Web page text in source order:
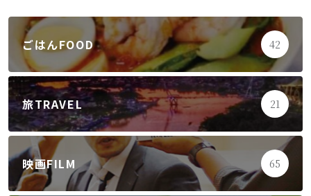
ごはんFOOD 42
旅TRAVEL 21
映画FILM 65